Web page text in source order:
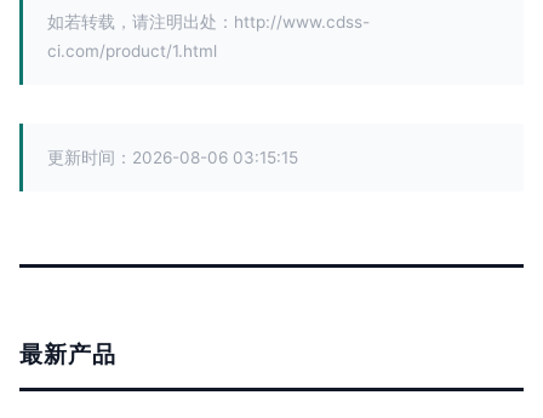
如若转载，请注明出处：http://www.cdss-
ci.com/product/1.html
更新时间：2026-08-06 03:15:15
最新产品